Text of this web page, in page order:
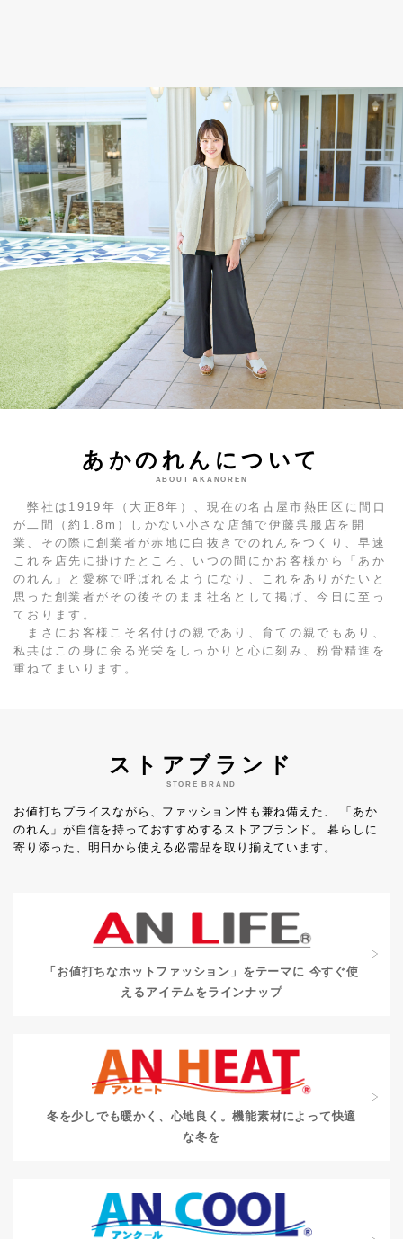
あかのれんについて
ABOUT AKANOREN
弊社は1919年（大正8年）、現在の名古屋市熱田区に間口
が二間（約1.8m）しかない小さな店舗で伊藤呉服店を開
業、その際に創業者が赤地に白抜きでのれんをつくり、早速
これを店先に掛けたところ、いつの間にかお客様から「あか
のれん」と愛称で呼ばれるようになり、これをありがたいと
思った創業者がその後そのまま社名として掲げ、今日に至っ
ております。
まさにお客様こそ名付けの親であり、育ての親でもあり、
私共はこの身に余る光栄をしっかりと心に刻み、粉骨精進を
重ねてまいります。
ストアブランド
STORE BRAND
お値打ちプライスながら、ファッション性も兼ね備えた、
「あか
のれん」が自信を持っておすすめするストアブランド。
暮らしに
寄り添った、明日から使える必需品を取り揃えています。
「お値打ちなホットファッション」をテーマに 今すぐ使
えるアイテムをラインナップ
冬を少しでも暖かく、心地良く。機能素材によって快適
な冬を